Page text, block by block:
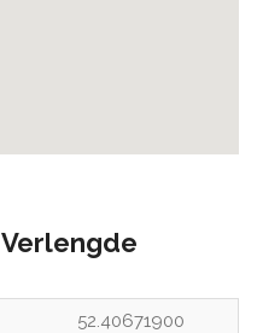
Verlengde
52.40671900